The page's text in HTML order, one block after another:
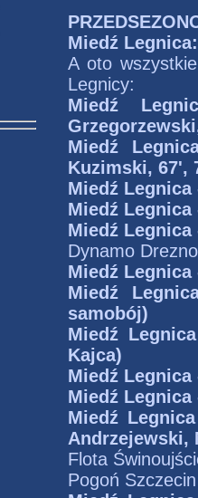
Miedź Legnica:
A oto
Legnicy:
Miedź
Miedź
Kuzimski, 67',
Miedź
Miedź
Miedź
Dynamo
Miedź
Miedź
samobój)
Miedź
Kajca)
Miedź
Miedź
Miedź
Andrzejewski,
Flota
Pogoń